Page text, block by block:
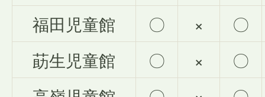
福田児童館
〇 ×
〇
莇生児童館
〇 ×
〇